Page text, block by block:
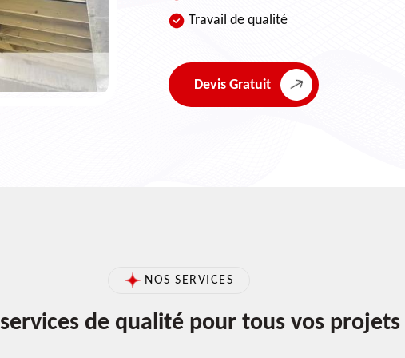
Travail de qualité
Devis Gratuit
NOS SERVICES
de qualité pour tous vos projets